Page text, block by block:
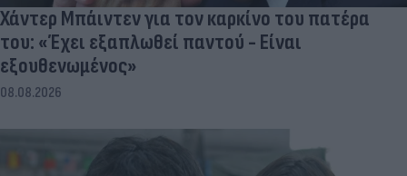
Χάντερ Μπάιντεν για τον καρκίνο του πατέρα
του: «Έχει εξαπλωθεί παντού - Είναι
εξουθενωμένος»
08.08.2026